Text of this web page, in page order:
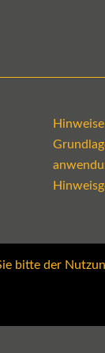
bitte der